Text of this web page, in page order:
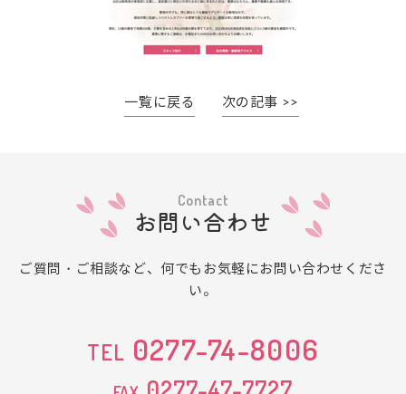
一覧に戻る 次の記事 >>
Contact
お問い合わせ
ご質問・ご相談など、何でもお気軽にお問い合わせくださ
い。
TEL 0277-74-8006